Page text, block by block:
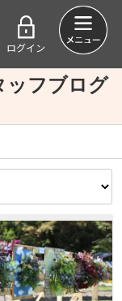
ログイン
ッフブログ